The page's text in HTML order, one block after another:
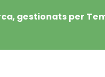
gestionats per